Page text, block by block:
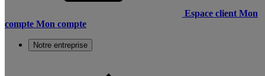
Espace client Mon
compte Mon compte
Notre entreprise